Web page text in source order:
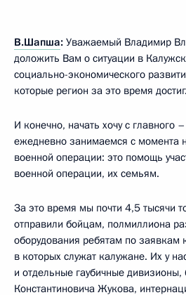
В.Шапша: Уважаемый Владимир
доложить Вам о ситуации в
социально-экономического
которые регион за это время достиг.
И конечно, начать хочу с главного
ежедневно занимаемся с момента
военной операции: это помощь
военной операции, их семьям.
За это время мы почти 4,5 тысячи
отправили бойцам, полмиллиона
оборудования ребятам по заявкам
в которых служат калужане. Их у
и отдельные гаубичные дивизионы,
Константиновича Жукова,